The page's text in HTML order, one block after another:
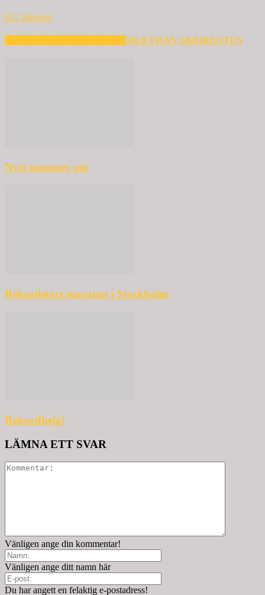
BG Nilensjö
MER FRÅN SKRIBENTEN
Nytt nummer ute
Rekordstort maraton i Stockholm
Rekordhelg!
LÄMNA ETT SVAR
Vänligen ange din kommentar!
Vänligen ange ditt namn här
Du har angett en felaktig e-postadress!